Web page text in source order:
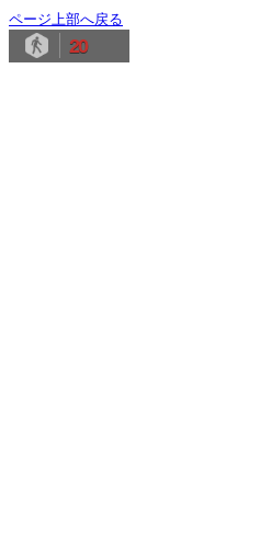
ページ上部へ戻る
20